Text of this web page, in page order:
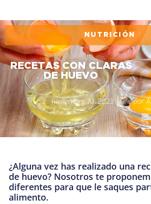
NUTRICIÓN
RECETAS CON CLARAS
DE HUEVO
noviembre 10, 2023 por
¿Alguna vez has realizado una
de huevo? Nosotros te
diferentes para que le saques
alimento.